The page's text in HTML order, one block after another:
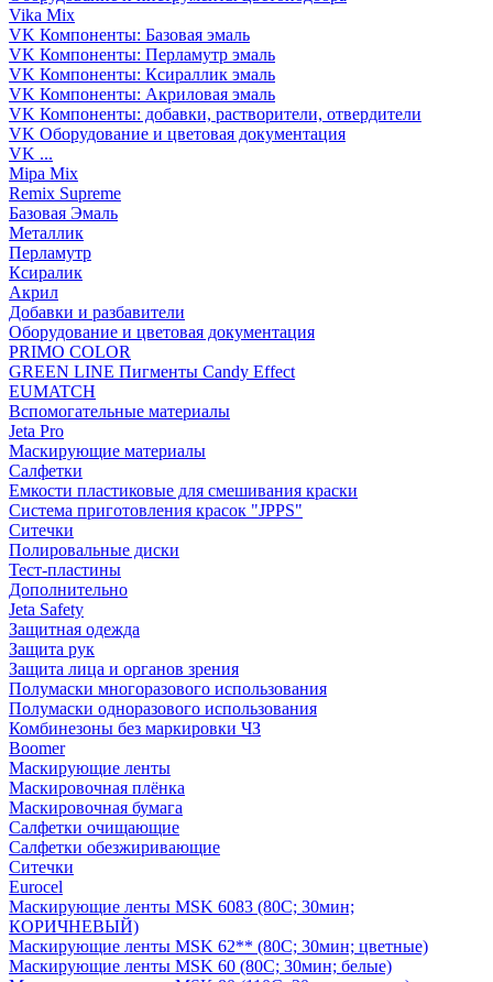
Vika Mix
VK Компоненты: Базовая эмаль
VK Компоненты: Перламутр эмаль
VK Компоненты: Ксираллик эмаль
VK Компоненты: Акриловая эмаль
VK Компоненты: добавки, растворители, отвердители
VK Оборудование и цветовая документация
VK ...
Mipa Mix
Remix Supreme
Базовая Эмаль
Металлик
Перламутр
Ксиралик
Акрил
Добавки и разбавители
Оборудование и цветовая документация
PRIMO COLOR
GREEN LINE Пигменты Candy Effect
EUMATCH
Вспомогательные материалы
Jeta Pro
Маскирующие материалы
Салфетки
Емкости пластиковые для смешивания краски
Система приготовления красок "JPPS"
Ситечки
Полировальные диски
Тест-пластины
Дополнительно
Jeta Safety
Защитная одежда
Защита рук
Защита лица и органов зрения
Полумаски многоразового использования
Полумаски одноразового использования
Комбинезоны без маркировки ЧЗ
Boomer
Маскирующие ленты
Маскировочная плёнка
Маскировочная бумага
Салфетки очищающие
Салфетки обезжиривающие
Ситечки
Euroсel
Маскирующие ленты MSK 6083 (80С; 30мин;
КОРИЧНЕВЫЙ)
Маскирующие ленты MSK 62** (80С; 30мин; цветные)
Маскирующие ленты MSK 60 (80С; 30мин; белые)